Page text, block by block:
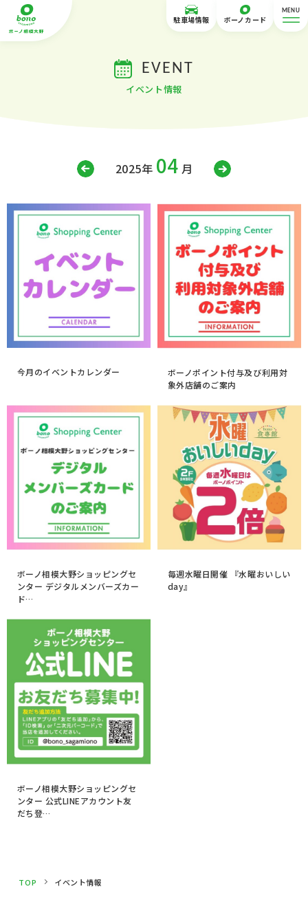
駐車場情報 ボーノカード
MENU
EVENT
イベント情報
2025年 04 月
今月のイベントカレンダー
ボーノポイント付与及び利用対
象外店舗のご案内
ボーノ相模大野ショッピングセ
ンター デジタルメンバーズカー
ド…
毎週水曜日開催 『水曜おいしい
day』
ボーノ相模大野ショッピングセ
ンター 公式LINEアカウント友
だち登…
TOP イベント情報